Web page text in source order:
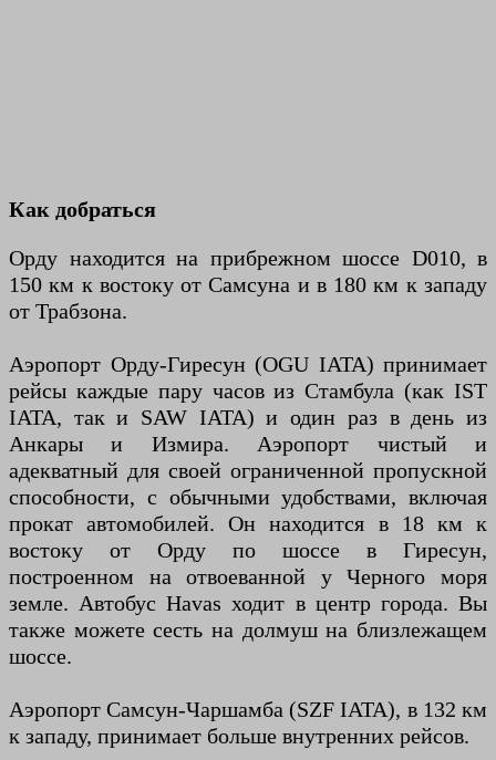
Как добраться
Орду находится на прибрежном шоссе D010, в
150 км к востоку от Самсуна и в 180 км к западу
от Трабзона.
Аэропорт Орду-Гиресун (OGU IATA) принимает
рейсы каждые пару часов из Стамбула (как IST
IATA, так и SAW IATA) и один раз в день из
Анкары и Измира. Аэропорт чистый и
адекватный для своей ограниченной пропускной
способности, с обычными удобствами, включая
прокат автомобилей. Он находится в 18 км к
востоку от Орду по шоссе в Гиресун,
построенном на отвоеванной у Черного моря
земле. Автобус Havas ходит в центр города. Вы
также можете сесть на долмуш на близлежащем
шоссе.
Аэропорт Самсун-Чаршамба (SZF IATA), в 132 км
к западу, принимает больше внутренних рейсов.